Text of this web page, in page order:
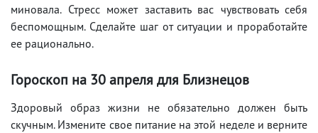
миновала. Стресс может заставить вас чувствовать себя
беспомощным. Сделайте шаг от ситуации и проработайте
ее рационально.
Гороскоп на 30 апреля для Близнецов
Здоровый образ жизни не обязательно должен быть
скучным. Измените свое питание на этой неделе и верните